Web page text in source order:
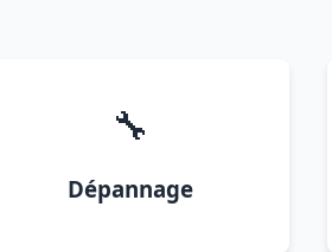
🔧
Dépannage